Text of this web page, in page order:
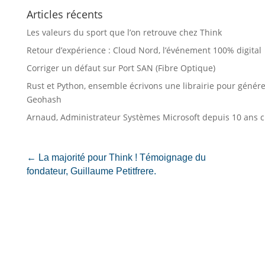
Articles récents
Les valeurs du sport que l’on retrouve chez Think
Retour d’expérience : Cloud Nord, l’événement 100% digital
Corriger un défaut sur Port SAN (Fibre Optique)
Rust et Python, ensemble écrivons une librairie pour
Geohash
Arnaud, Administrateur Systèmes Microsoft depuis 10 ans
← La majorité pour Think ! Témoignage du
fondateur, Guillaume Petitfrere.